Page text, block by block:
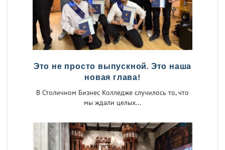
Это не просто выпускной. Это наша
новая глава!
В Столичном Бизнес Колледже случилось то, что
мы ждали целых...